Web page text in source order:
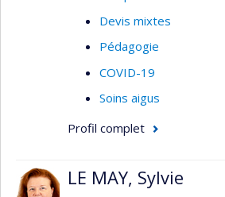
Devis mixtes
Pédagogie
COVID-19
Soins aigus
Profil complet
LE MAY, Sylvie